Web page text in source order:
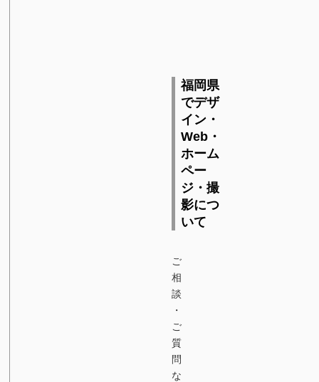
福岡県
でデザ
イン・
Web・
ホーム
ペー
ジ・撮
影につ
いて
ご
相
談
・
ご
質
問
な